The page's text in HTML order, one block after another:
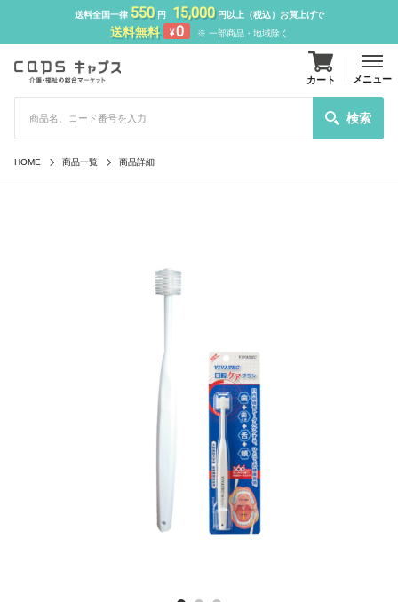
送料全国一律 550円 15,000円以上（税込）お買上げで
送料無料 ¥0 ※ 一部商品・地域除く
検索
カート メニュー
HOME 商品一覧 商品詳細